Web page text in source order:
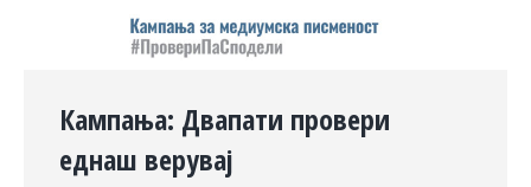
Кампања: Двапати провери
еднаш верувај